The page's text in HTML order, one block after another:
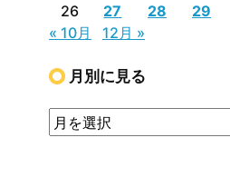
26
27 28 29
« 10月
12月 »
月別に見る